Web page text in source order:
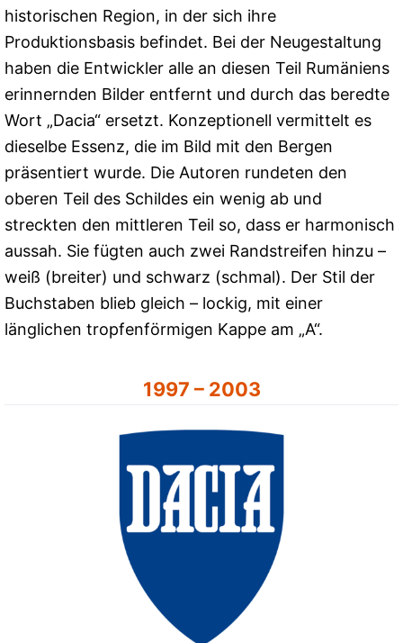
historischen Region, in der sich ihre
Produktionsbasis befindet. Bei der Neugestaltung
haben die Entwickler alle an diesen Teil Rumäniens
erinnernden Bilder entfernt und durch das beredte
Wort „Dacia“ ersetzt. Konzeptionell vermittelt es
dieselbe Essenz, die im Bild mit den Bergen
präsentiert wurde. Die Autoren rundeten den
oberen Teil des Schildes ein wenig ab und
streckten den mittleren Teil so, dass er harmonisch
aussah. Sie fügten auch zwei Randstreifen hinzu –
weiß (breiter) und schwarz (schmal). Der Stil der
Buchstaben blieb gleich – lockig, mit einer
länglichen tropfenförmigen Kappe am „A“.
1997 – 2003